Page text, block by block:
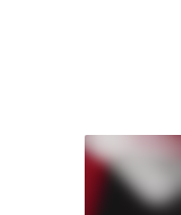
Wir
benötigen